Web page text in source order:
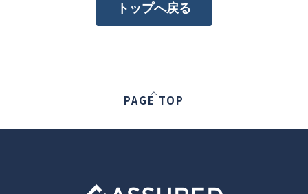
トップへ戻る
PAGE TOP